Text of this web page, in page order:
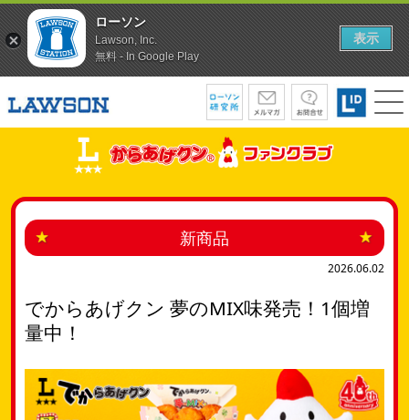
新商品
2026.06.02
でからあげクン 夢のMIX味発売！1個増
量中！
ローソン
Lawson, Inc.
無料 - In Google Play
表示